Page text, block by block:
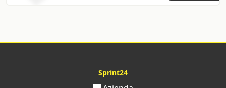
Sprint24